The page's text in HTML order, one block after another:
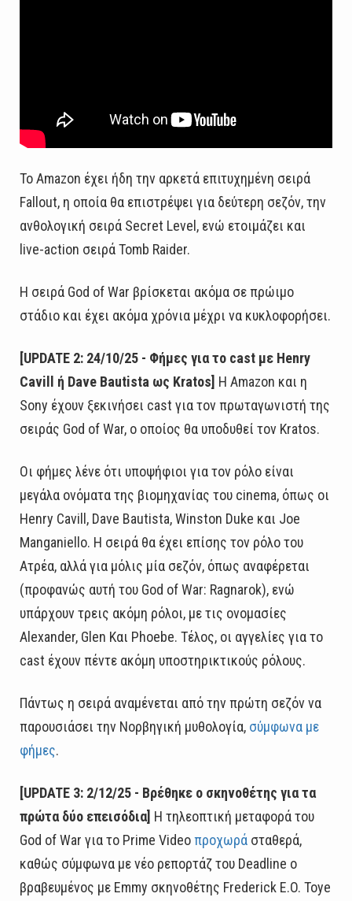
Το Amazon έχει ήδη την αρκετά επιτυχημένη σειρά
Fallout, η οποία θα επιστρέψει για δεύτερη σεζόν, την
ανθολογική σειρά Secret Level, ενώ ετοιμάζει και
live-action σειρά Tomb Raider.
Η σειρά God of War βρίσκεται ακόμα σε πρώιμο
στάδιο και έχει ακόμα χρόνια μέχρι να κυκλοφορήσει.
[UPDATE 2: 24/10/25 - Φήμες για το cast με Henry
Cavill ή Dave Bautista ως Kratos] Η Amazon και η
Sony έχουν ξεκινήσει cast για τον πρωταγωνιστή της
σειράς God of War, ο οποίος θα υποδυθεί τον Kratos.
Οι φήμες λένε ότι υποψήφιοι για τον ρόλο είναι
μεγάλα ονόματα της βιομηχανίας του cinema, όπως οι
Henry Cavill, Dave Bautista, Winston Duke και Joe
Manganiello. Η σειρά θα έχει επίσης τον ρόλο του
Ατρέα, αλλά για μόλις μία σεζόν, όπως αναφέρεται
(προφανώς αυτή του God of War: Ragnarok), ενώ
υπάρχουν τρεις ακόμη ρόλοι, με τις ονομασίες
Alexander, Glen Και Phoebe. Τέλος, οι αγγελίες για το
cast έχουν πέντε ακόμη υποστηρικτικούς ρόλους.
Πάντως η σειρά αναμένεται από την πρώτη σεζόν να
παρουσιάσει την Νορβηγική μυθολογία, σύμφωνα με
φήμες.
[UPDATE 3: 2/12/25 - Βρέθηκε ο σκηνοθέτης για τα
πρώτα δύο επεισόδια] Η τηλεοπτική μεταφορά του
God of War για το Prime Videoπροχωρά σταθερά,
καθώς σύμφωνα με νέο ρεπορτάζ του Deadline ο
βραβευμένος με Emmy σκηνοθέτης Frederick E.O. Toye